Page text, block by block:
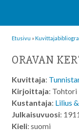
Etusivu »
ORAVAN
Kuvittaja:
Kirjoittaja: Tohtori
Kustantaja: Lilius
Julkaisuvuosi:
Kieli: suomi